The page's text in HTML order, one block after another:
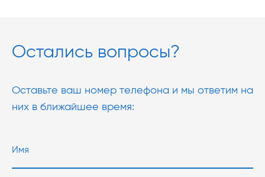
Остались вопросы?
Оставьте ваш номер телефона и мы ответим на
них в ближайшее время: